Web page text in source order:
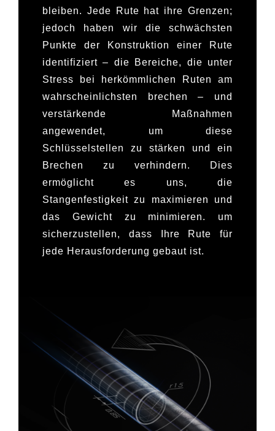
bleiben. Jede Rute hat ihre Grenzen;
jedoch haben wir die schwächsten
Punkte der Konstruktion einer Rute
identifiziert – die Bereiche, die unter
Stress bei herkömmlichen Ruten am
wahrscheinlichsten brechen – und
verstärkende Maßnahmen
angewendet, um diese
Schlüsselstellen zu stärken und ein
Brechen zu verhindern. Dies
ermöglicht es uns, die
Stangenfestigkeit zu maximieren und
das Gewicht zu minimieren.
um
sicherzustellen, dass Ihre Rute
für
jede Herausforderung gebaut ist.